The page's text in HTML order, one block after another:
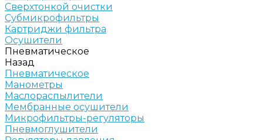
Сверхтонкой очистки
Субмикрофильтры
Картриджи фильтра
Осушители
Пневматическое
Назад
Пневматическое
Манометры
Маслораспылители
Мембранные осушители
Микрофильтры-регуляторы
Пневмоглушители